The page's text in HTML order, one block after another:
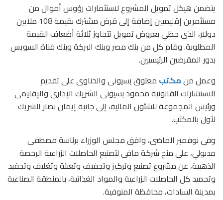
يتضمن هيكل تمويل المشروع لاستثمارات رؤوس أموال من
مستثمرين إقليميين إضافة إلى قرض مشترك بقيمة 108 ملايين
دولار، الذي حظي بعروض تمويل تتجاوز ثلاثة أضعاف القيمة
المطلوبة. وقام كل من بنك مصر وبنك البركة وبنك قناة السويس
بدور المقرضين الرئيسيين.
وعمل منمكتب معتوق بسيونى والحناوى على تقديم
الاستشارات القانونية محمود بسيونى الشريك الإدارى والإقليمى
ورئيس المجموعة للشئون المالية، إلى جانبه إيمان نصار الشريك
لأول بالمكتب.
وفى نوفمبر الماضى، وافق مجلس الوزراء برئاسة مصطفى
مدبولي، على منح شركة مافى لتصنيع الحاصلات الزراعية الرخصة
الذهبية، عن مشروع تصنيع وتركيز وتجفيف وتعبئة وتغليف وتجفيد
وتجميد كل الحاصلات الزراعية والمواد الغذائية، بالمنطقة الصناعية
بمدينة السادات، محافظة المنوفية.